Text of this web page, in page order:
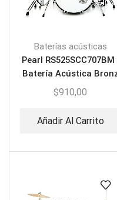
Baterías acústicas
Pearl RS525SCC707BM |
Batería Acústica
Metallic
$910,00
Añadir Al Carrito